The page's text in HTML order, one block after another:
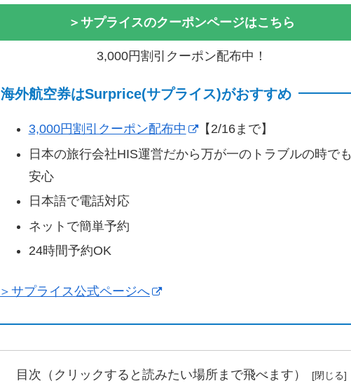
＞サプライスのクーポンページはこちら
3,000円割引クーポン配布中！
海外航空券はSurprice(サプライス)がおすすめ
3,000円割引クーポン配布中
【2/16まで】
日本の旅行会社HIS運営だから万が一のトラブルの時でも
安心
日本語で電話対応
ネットで簡単予約
24時間予約OK
＞サプライス公式ページへ
目次（クリックすると読みたい場所まで飛べます）